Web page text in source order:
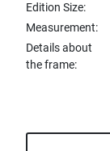
Edition Size
Measurement
Details about
the frame